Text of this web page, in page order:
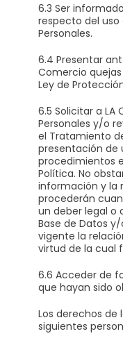
6.3 Ser
respecto del uso
Personales.
6.4 Presentar
Comercio
Ley de
6.5 Solicitar a LA
Personales y/o
el Tratamiento
presentación de
procedimientos
Política. No
información y la
procederán
un deber legal o
Base de Datos
vigente la
virtud de la cual
6.6 Acceder de
que hayan sido
Los derechos de
siguientes